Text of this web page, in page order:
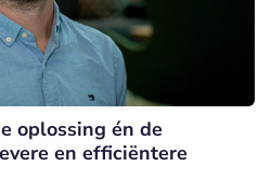
oplossing én de
en efficiëntere